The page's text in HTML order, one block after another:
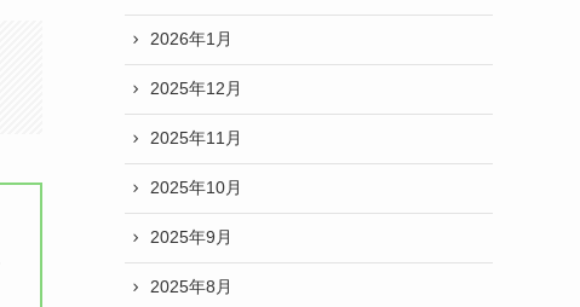
2026年1月
2025年12月
2025年11月
2025年10月
2025年9月
2025年8月